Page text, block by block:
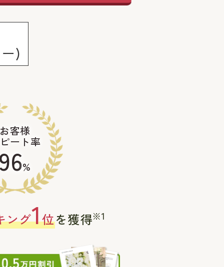
)
客様
ート率
%
ング1位を獲得※1